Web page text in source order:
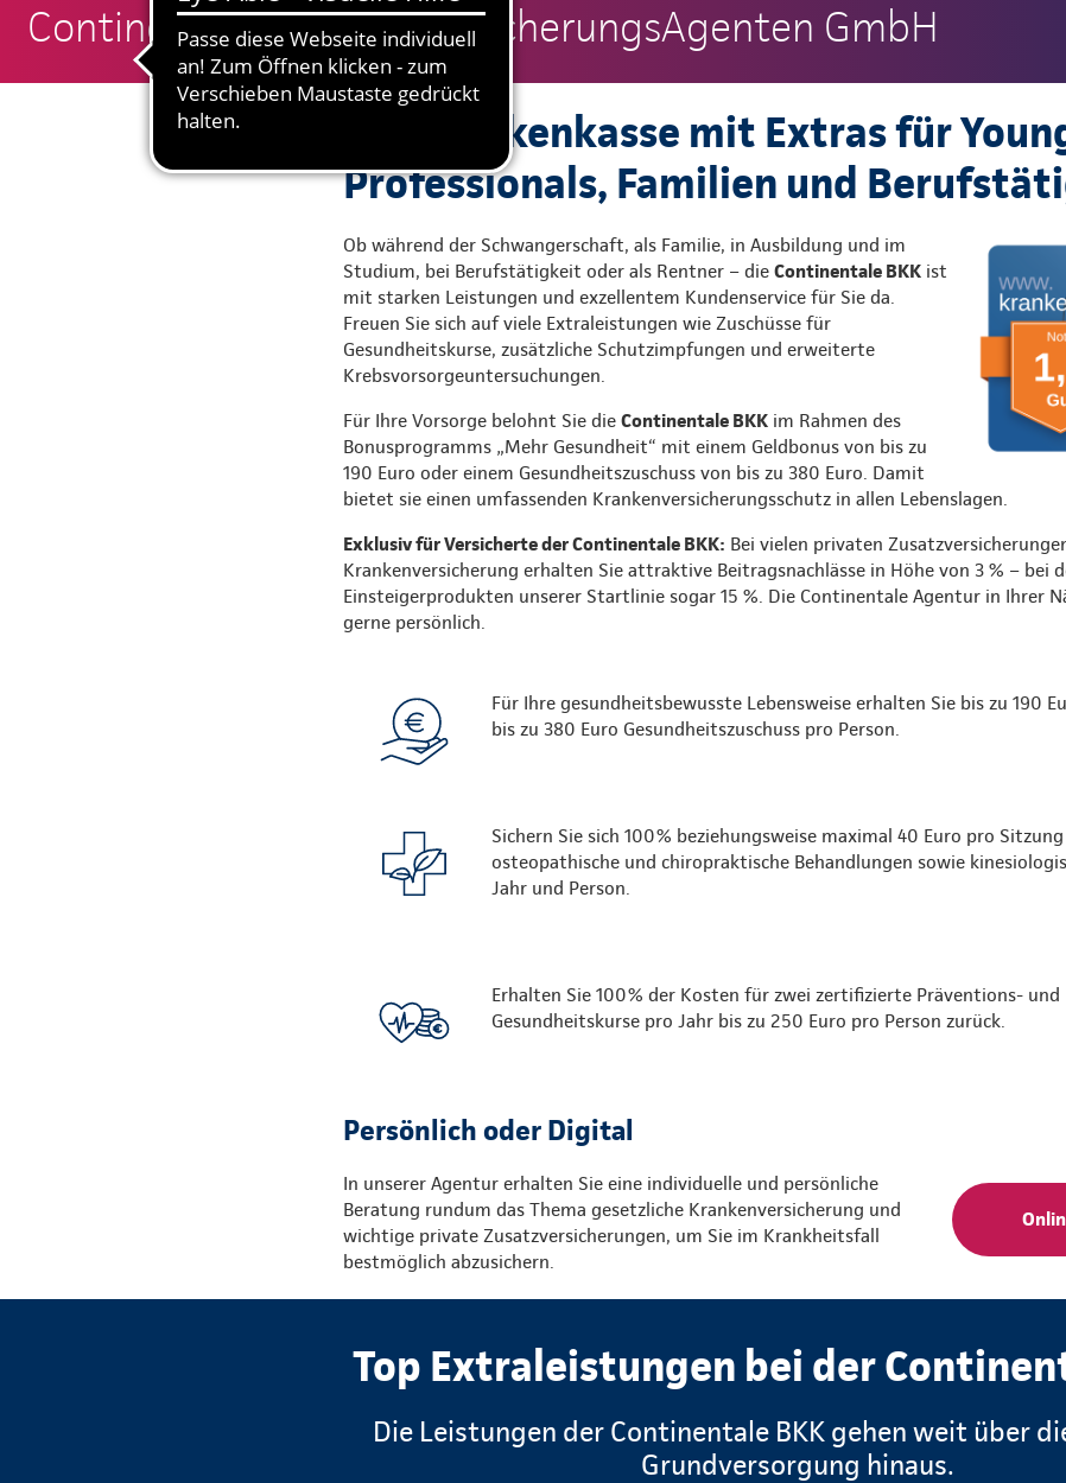
Continentale: Die A.S.VersicherungsAgenten GmbH
Die Krankenkasse mit Extras für
Professionals, Familien und
Ob während der Schwangerschaft, als Familie, in Ausbildung und im
Studium, bei Berufstätigkeit oder als Rentner – die Continentale BKKist
mit starken Leistungen und exzellentem Kundenservice für Sie da.
Freuen Sie sich auf viele Extraleistungen wie Zuschüsse für
Gesundheitskurse, zusätzliche Schutzimpfungen und erweiterte
Krebsvorsorgeuntersuchungen.
Für Ihre Vorsorge belohnt Sie die Continentale BKKim Rahmen des
Bonusprogramms „Mehr Gesundheit“ mit einem Geldbonus von bis zu
190 Euro oder einem Gesundheitszuschuss von bis zu 380 Euro. Damit
bietet sie einen umfassenden Krankenversicherungsschutz in allen Lebenslagen.
Exklusiv für Versicherte der Continentale BKK: Bei vielen privaten
Krankenversicherung erhalten Sie attraktive Beitragsnachlässe in Höhe von 3 % – bei
Einsteigerprodukten unserer Startlinie sogar 15 %. Die Continentale Agentur in Ihrer
gerne persönlich.
Für Ihre gesundheitsbewusste Lebensweise erhalten Sie bis zu 190
bis zu 380 Euro Gesundheitszuschuss pro Person.
Sichern Sie sich 100% beziehungsweise maximal 40 Euro pro
osteopathische und chiropraktische Behandlungen sowie
Jahr und Person.
Erhalten Sie 100% der Kosten für zwei zertifizierte Präventions- und
Gesundheitskurse pro Jahr bis zu 250 Euro pro Person zurück.
Persönlich oder Digital
In unserer Agentur erhalten Sie eine individuelle und persönliche
Beratung rundum das Thema gesetzliche Krankenversicherung und
wichtige private Zusatzversicherungen, um Sie im Krankheitsfall
bestmöglich abzusichern.
Top Extraleistungen bei der
Die Leistungen der Continentale BKK gehen weit über
Grundversorgung hinaus.